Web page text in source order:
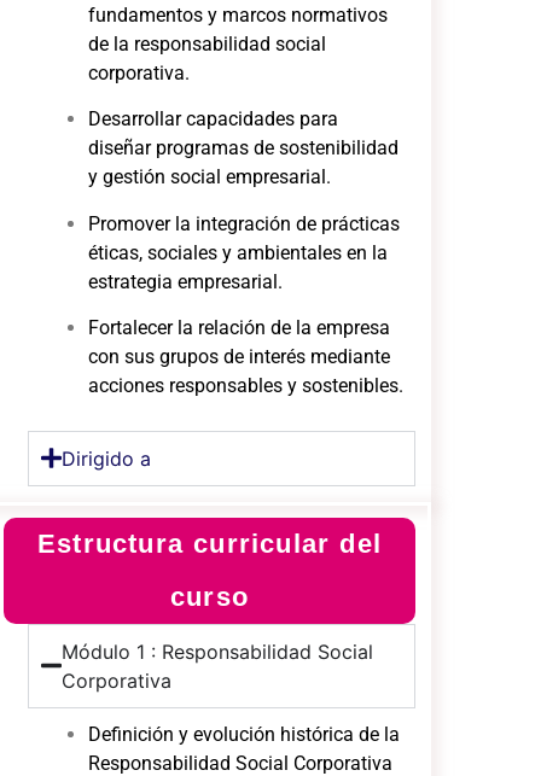
fundamentos y marcos normativos
de la responsabilidad social
corporativa.
Desarrollar capacidades para
diseñar programas de sostenibilidad
y gestión social empresarial.
Promover la integración de prácticas
éticas, sociales y ambientales en la
estrategia empresarial.
Fortalecer la relación de la empresa
con sus grupos de interés mediante
acciones responsables y sostenibles.
Dirigido a
Estructura curricular del
curso
Módulo 1 : Responsabilidad Social
Corporativa
Definición y evolución histórica de la
Responsabilidad Social Corporativa